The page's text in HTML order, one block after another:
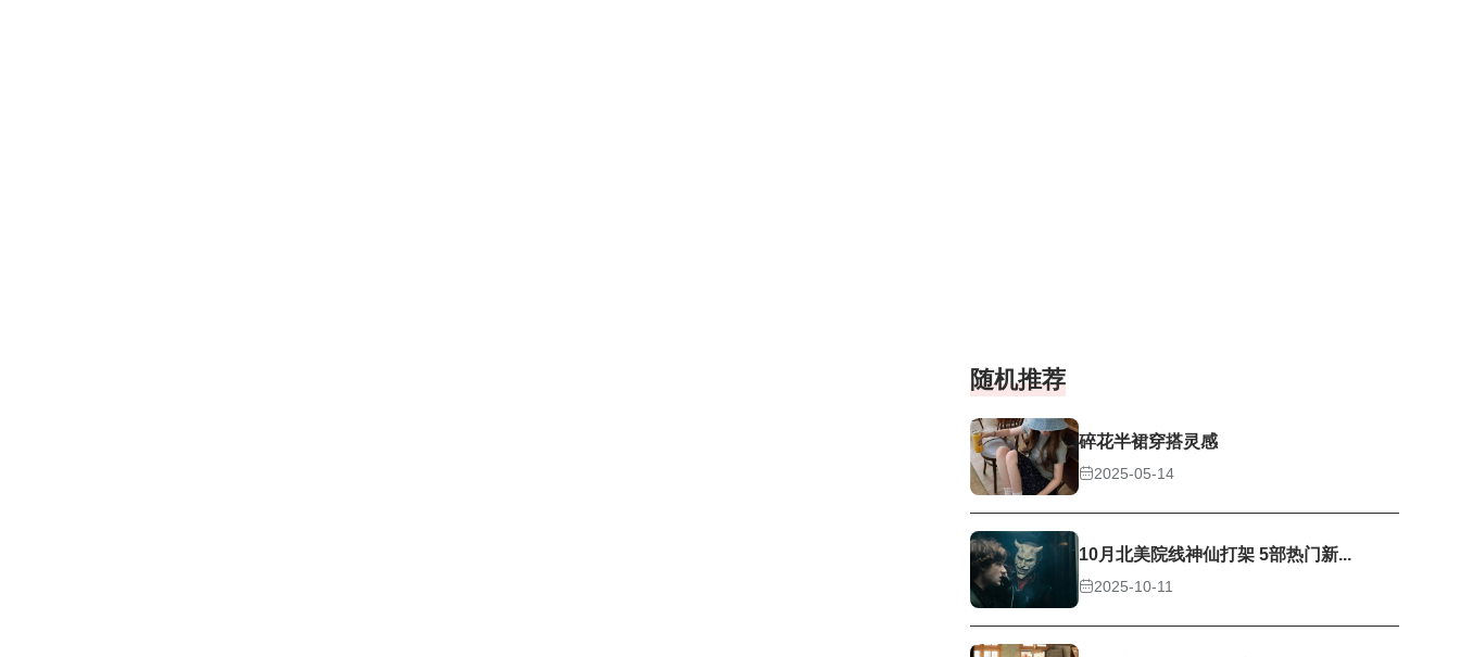
随机推荐
碎花半裙穿搭灵感
2025-05-14
10月北美院线神仙打架 5部热门新...
2025-10-11